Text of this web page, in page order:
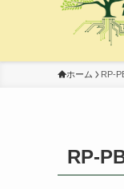
ホーム RP-
RP-